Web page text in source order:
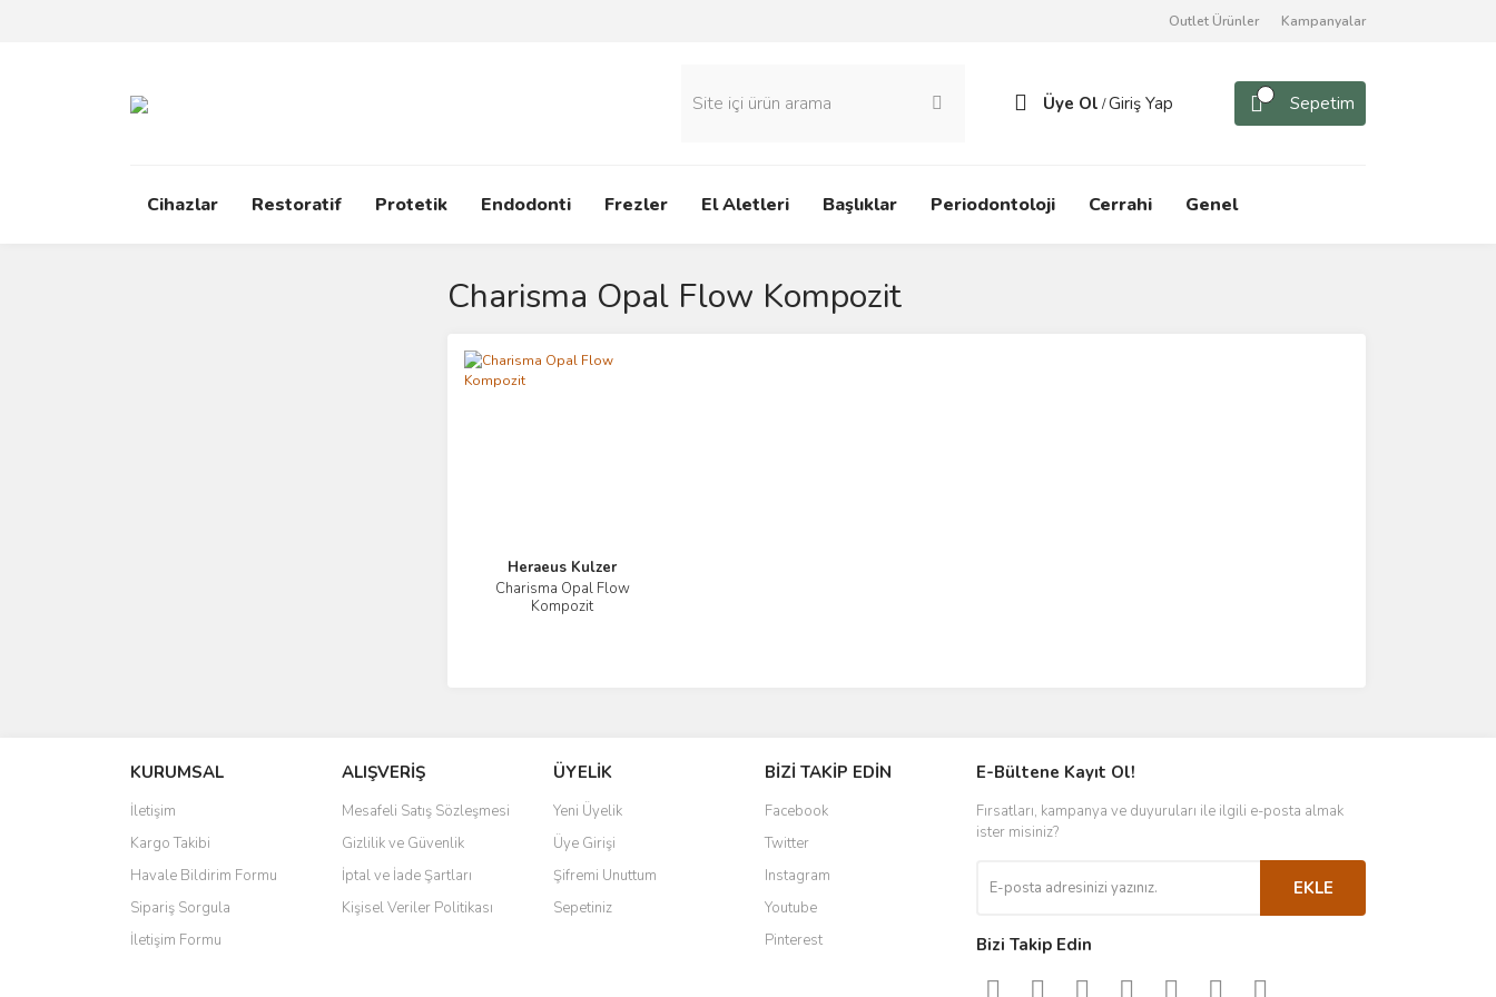
Outlet Ürünler Kampanyalar
Üye Ol /Giriş Yap Sepetim
Cihazlar Restoratif Protetik Endodonti Frezler El Aletleri Başlıklar Periodontoloji Cerrahi Genel
Charisma Opal Flow Kompozit
Heraeus Kulzer
Charisma Opal Flow
Kompozit
İncele
KURUMSAL
İletişim
Kargo Takibi
Havale Bildirim Formu
Sipariş Sorgula
İletişim Formu
ALIŞVERİŞ
Mesafeli Satış Sözleşmesi
Gizlilik ve Güvenlik
İptal ve İade Şartları
Kişisel Veriler Politikası
ÜYELİK
Yeni Üyelik
Üye Girişi
Şifremi Unuttum
Sepetiniz
BİZİ TAKİP EDİN
Facebook
Twitter
Instagram
Youtube
Pinterest
E-Bültene Kayıt Ol!
Fırsatları, kampanya ve duyuruları ile ilgili e-posta almak
ister misiniz?
EKLE
Bizi Takip Edin